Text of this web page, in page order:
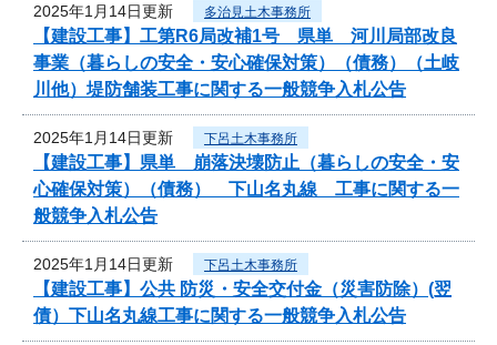
2025年1月14日更新 多治見土木事務所
【建設工事】工第R6局改補1号 県単 河川局部改良
事業（暮らしの安全・安心確保対策）（債務）（土岐
川他）堤防舗装工事に関する一般競争入札公告
2025年1月14日更新 下呂土木事務所
【建設工事】県単 崩落決壊防止（暮らしの安全・安
心確保対策）（債務） 下山名丸線 工事に関する一
般競争入札公告
2025年1月14日更新 下呂土木事務所
【建設工事】公共 防災・安全交付金（災害防除）(翌
債）下山名丸線工事に関する一般競争入札公告